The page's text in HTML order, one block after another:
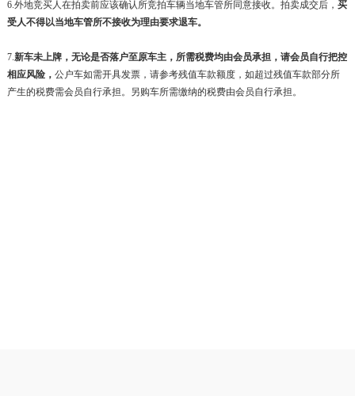
6.外地竞买人在拍卖前应该确认所竞拍车辆当地车管所同意接收。拍卖成交后， 买
受人不得以当地车管所不接收为理由要求退车。
7.新车未上牌，无论是否落户至原车主，所需税费均由会员承担，请会员自行把控
相应风险， 公户车如需开具发票，请参考残值车款额度，如超过残值车款部分所
产生的税费需会员自行承担。另购车所需缴纳的税费由会员自行承担。